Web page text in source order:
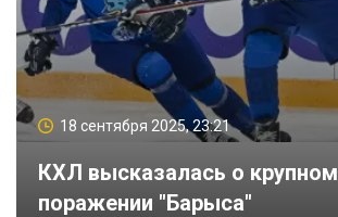
18 сентября 2025, 23:21
КХЛ высказалась о крупном
поражении "Барыса"